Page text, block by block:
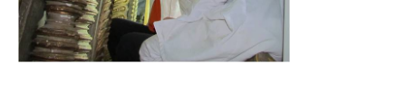
Publicaciones